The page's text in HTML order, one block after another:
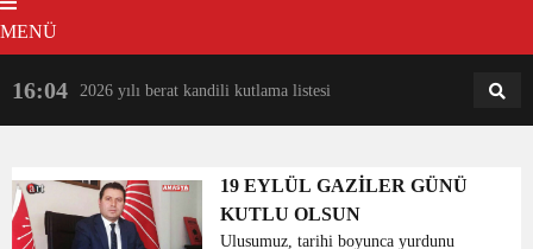
MENÜ
16:04 2026 yılı berat kandili kutlama listesi 18:31
19 EYLÜL GAZİLER GÜNÜ
KUTLU OLSUN
Ulusumuz, tarihi boyunca yurdunu